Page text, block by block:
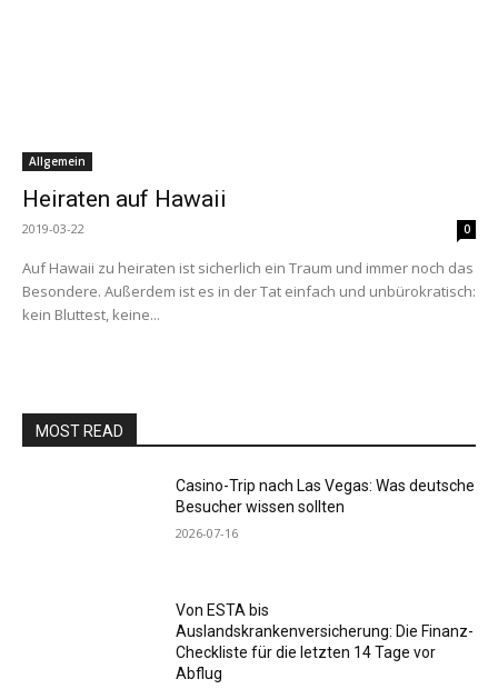
Allgemein
Heiraten auf Hawaii
2019-03-22 0
Auf Hawaii zu heiraten ist sicherlich ein Traum und immer noch das
Besondere. Außerdem ist es in der Tat einfach und unbürokratisch:
kein Bluttest, keine...
MOST READ
Casino-Trip nach Las Vegas: Was deutsche
Besucher wissen sollten
2026-07-16
Von ESTA bis
Auslandskrankenversicherung: Die Finanz-
Checkliste für die letzten 14 Tage vor
Abflug